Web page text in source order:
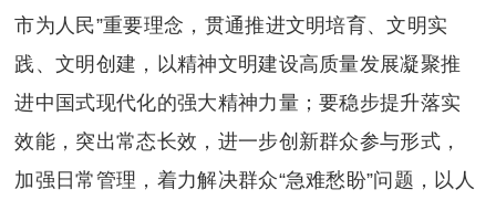
市为人民”重要理念，贯通推进文明培育、文明实
践、文明创建，以精神文明建设高质量发展凝聚推
进中国式现代化的强大精神力量；要稳步提升落实
效能，突出常态长效，进一步创新群众参与形式，
加强日常管理，着力解决群众“急难愁盼”问题，以人